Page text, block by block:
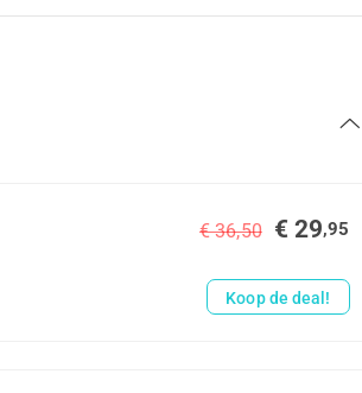
€ 36,50 € 29,95
Koop de deal!